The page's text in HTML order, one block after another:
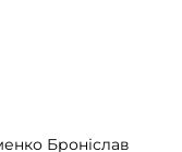
Броніслав